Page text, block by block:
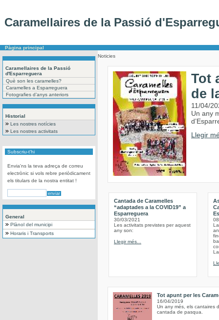
Caramellaires de la Passió
Pàgina principal
Caramellaires de la Passió
d'Esparreguera
Què son les caramelles?
Caramelles a Esparreguera
Fotografies d’anys anteriors
Historial
Les nostres notícies
Les nostres activitats
Subscriu-t'hi
Envia'ns la teva adreça de correu
electrònic si vols rebre periòdicament
els titulars de la nostra entitat !
General
Plànol del municipi
Horaris i Transports
Noticies
Tot
de
11/04/
Un any
Llegir
Cantada de Caramelles
“adaptades a la COVID19” a
Esparreguera
30/03/2021
Les activitats previstes per aquest
any son:
Llegir més...
Tot apunt per les
16/04/2019
Un any més, els cantaires
cantada de pasqua.